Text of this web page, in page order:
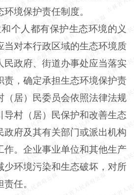
境保护责任制度。
个人都有保护生态环境的义
当对本行政区域的生态环境质
民政府、街道办事处应当落实
责，确定承担生态环境保护责
（居）民委员会依照法律法规
导村（居）民保护和改善生态
政府及其有关部门或派出机构
作。企业事业单位和其他生产
少环境污染和生态破坏，对所
任。